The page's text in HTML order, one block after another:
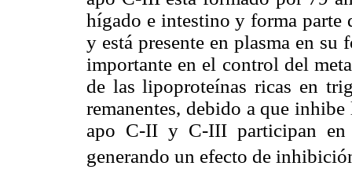
hígado e intestino y forma
y está presente en plasma en
importante en el control del
de las lipoproteínas ricas en
remanentes, debido a que
apo C-II y C-III participan en
generando un efecto de